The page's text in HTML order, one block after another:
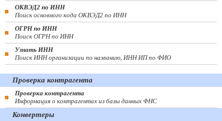
ОКВЭД2 по ИНН
Поиск основного кода ОКВЭД2 по ИНН
ОГРН по ИНН
Поиск ОГРН по ИНН
Узнать ИНН
Поиск ИНН организации по названию, ИНН ИП по ФИО
Проверка контрагента
Проверка контрагента
Информация о контрагентах из базы данных ФНС
Конвертеры